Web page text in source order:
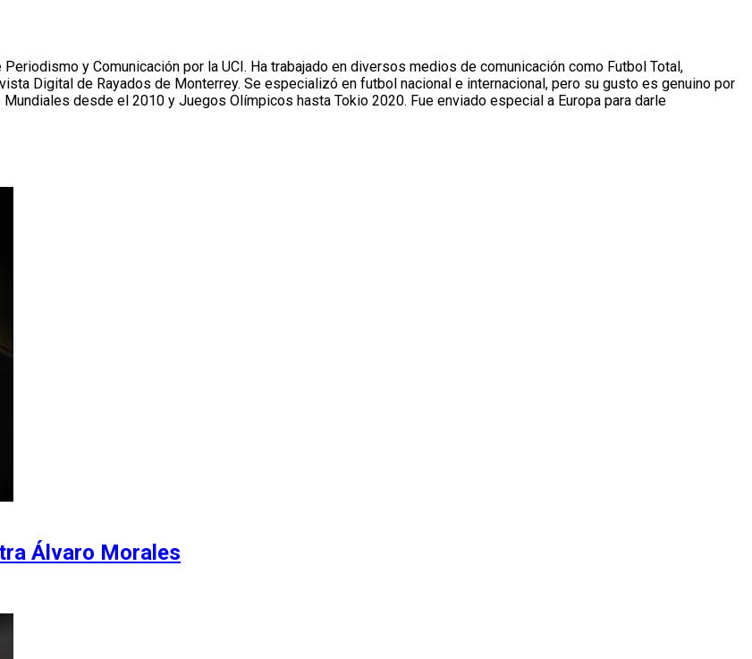
y Comunicación por la UCI. Ha trabajado en diversos medios de comunicación como Futbol Total,
Digital de Rayados de Monterrey. Se especializó en futbol nacional e internacional, pero su gusto es genuino por
desde el 2010 y Juegos Olímpicos hasta Tokio 2020. Fue enviado especial a Europa para darle
Álvaro Morales